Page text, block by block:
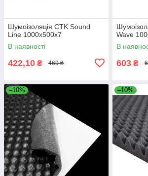
Шумоізоляція CTK Sound
Line 1000x500x7
В наявності
422,10 ₴ 469 ₴
Wave
В
603 ₴
–10% –10%